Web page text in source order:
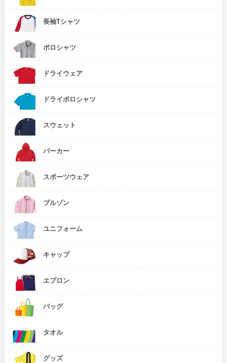
長袖Tシャツ
ポロシャツ
ドライウェア
ドライポロシャツ
スウェット
パーカー
スポーツウェア
ブルゾン
ユニフォーム
キャップ
エプロン
バッグ
タオル
グッズ